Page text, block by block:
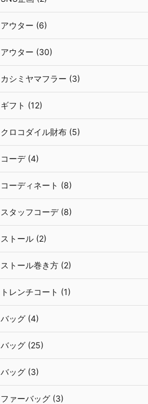
アウター (6)
アウター (30)
カシミヤマフラー (3)
ギフト (12)
クロコダイル財布 (5)
コーデ (4)
コーディネート (8)
スタッフコーデ (8)
ストール (2)
ストール巻き方 (2)
トレンチコート (1)
バッグ (4)
バッグ (25)
バッグ (3)
ファーバッグ (3)